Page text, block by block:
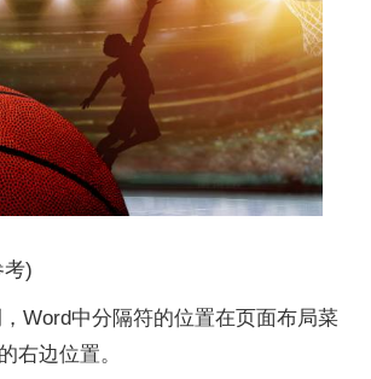
考)
Word中分隔符的位置在页面布局菜
右边位置。